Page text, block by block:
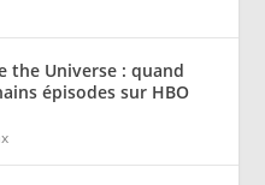
the Universe : quand
épisodes sur HBO